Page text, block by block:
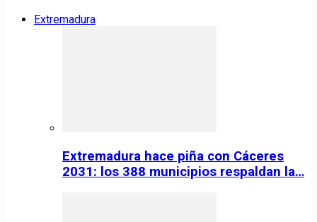
Extremadura
Extremadura hace piña con Cáceres
2031: los 388 municipios respaldan la…